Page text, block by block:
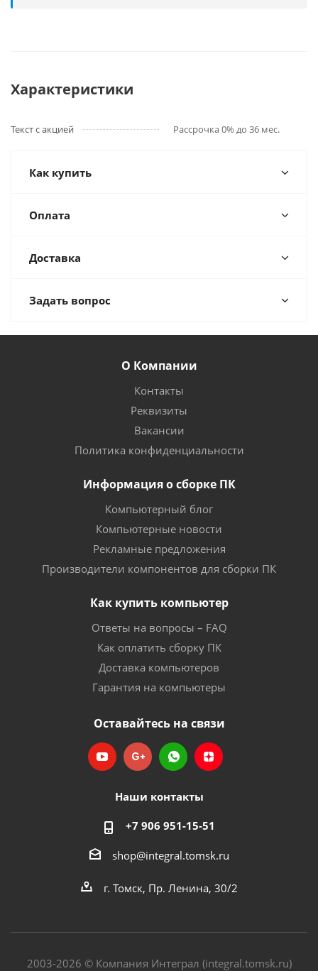
Характеристики
Текст с акцией Рассрочка 0% до 36 мес.
Как купить
Оплата
Доставка
Задать вопрос
О Компании
Контакты
Реквизиты
Вакансии
Политика конфиденциальности
Информация о сборке ПК
Компьютерный блог
Компьютерные новости
Рекламные предложения
Производители компонентов для сборки ПК
Как купить компьютер
Ответы на вопросы – FAQ
Как оплатить сборку ПК
Доставка компьютеров
Гарантия на компьютеры
Оставайтесь на связи
Наши контакты
+7 906 951-15-51
shop@integral.tomsk.ru
г. Томск, Пр. Ленина, 30/2
2003-2026 © Компания Интеграл (integral.tomsk.ru)